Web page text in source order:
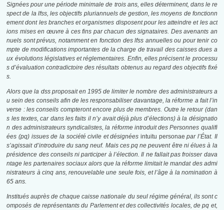
Signées pour une période minimale de trois ans, elles déterminent, dans le re
spect de la lfss, les objectifs pluriannuels de gestion, les moyens de fonctionn
ement dont les branches et organismes disposent pour les atteindre et les act
ions mises en œuvre à ces fins par chacun des signataires. Des avenants an
nuels sont prévus, notamment en fonction deslfss annuelles ou pour tenir co
mpte de modifications importantes de la charge de travail des caisses dues a
ux évolutions législatives et réglementaires. Enfin, elles précisent le processu
s d’évaluation contradictoire des résultats obtenus au regard des objectifs fixé
s.
Alors que la dssproposait en 1995 de limiter le nombre des administrateurs a
u sein des conseils afin de les responsabiliser davantage, la réforme a fait l’in
verse : les conseils compteront encore plus de membres. Outre le retour (dan
s les textes, car dans les faits il n’y avait déjà plus d’élections) à la désignatio
n des administrateurs syndicalistes, la réforme introduit des Personnes qualifi
ées (pq) issues de la société civile et désignéesintuitu personae par l’État. Il
s’agissait d’introduire du sang neuf. Mais ces pq ne peuvent être ni élues à la
présidence des conseils ni participer à l’élection. Il ne fallait pas froisser dava
ntage les partenaires sociaux alors que la réforme limitait le mandat des admi
nistrateurs à cinq ans, renouvelable une seule fois, et l’âge à la nomination à
65 ans.
Institués auprès de chaque caisse nationale du seul régime général, ils sont c
omposés de représentants du Parlement et des collectivités locales, depq et,